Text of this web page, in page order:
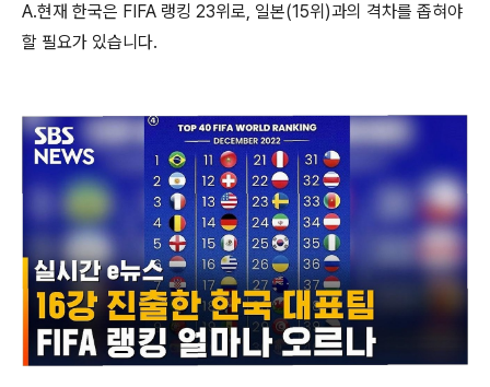
A.현재 한국은 FIFA 랭킹 23위로, 일본(15위)과의 격차를 좁혀야
할 필요가 있습니다.